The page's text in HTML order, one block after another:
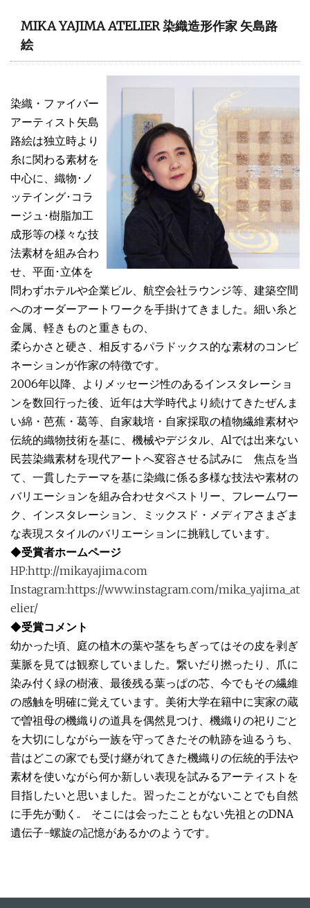
MIKA YAJIMA ATELIER 染織造形作家 矢島路
絵
染織・ファイバー
アーティスト矢島
路絵は独立時より
糸に関わる素材を
中心に、織物･ノ
ッテイング･コラ
ージュ･樹脂加工
成形等の様々な技
法素材を組み合わ
せ、平面･立体を
問わずホテルや企業ビル、航空会社ラウンジ等、建築空間
へのオーダーアートワークを手掛けてきました。細い糸と
金属、軽きものと重きもの、
柔らかさと硬さ、相反するパラドックス的な素材のコンビ
ネーションが作家の特徴です。
2006年以降、よりメッセージ性のあるインスタレーショ
ンを数回行った後、近年は大学時代より続けてきたぜんま
い綿・芭蕉・葛等、自家栽培・自家採取の植物繊維素材や
伝統的織物技術を基に、機械やデジタル、Alでは出来ない
民芸染織素材を現代アートへ変容させる試みに 焦点を当
て、一貫したテーマを基に染織に係る多様な技法や素材の
バリエーションを組み合わせタペストリー、フレームワー
ク、インスタレーション、ミックスド・メディアさまざま
な表現スタイルのバリエーションに挑戦しています。
◆受賞者ホームページ
HP:http://mikayajima.com
Instagram:https://www.instagram.com/mika_yajima_at
elier/
◆受賞コメント
幼かった頃、庭の植木の葉や茎をちぎってはその皮を剥ぎ
葉脈を見ては観察していました。繋いだり撚ったり、爪に
染み付く緑の樹液、最後残る葉っぱの芯、今でもその繊維
の感触を明確に覚えています。美術大学在籍中に実家の蔵
で曽祖母の機織りの道具を偶然見つけ、機織りの祀りごと
を大切にしながら一族を守ってきたその軌跡を辿るうち、
昔はどこの家でも受け継がれてきた機織りの伝統的手法や
素材を使いながら何か新しい表現を試みるアーティストを
目指したいと思いました。習ったことがないことでも自然
に手先が動く.. そこには会ったこともない先祖とのDNA
遺伝子-螺旋の記憶があるかのようです。